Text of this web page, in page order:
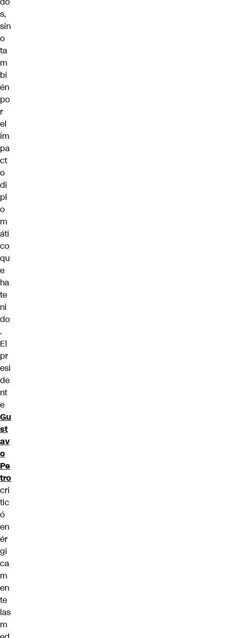
s,
sin
o
ta
m
bi
én
po
r
el
im
pa
ct
o
di
pl
o
m
áti
co
qu
e
ha
te
ni
do
.
El
pr
esi
de
nt
e
Gu
st
av
o
Pe
tro
cri
tic
ó
en
ér
gi
ca
m
en
te
las
m